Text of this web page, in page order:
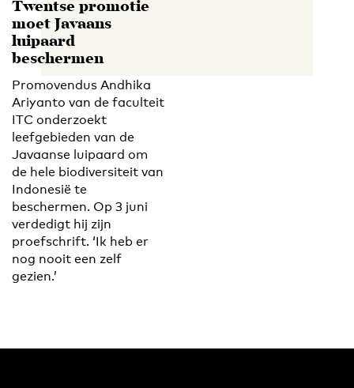
Twentse promotie
moet Javaans
luipaard
beschermen
Promovendus Andhika
Ariyanto van de faculteit
ITC onderzoekt
leefgebieden van de
Javaanse luipaard om
de hele biodiversiteit van
Indonesië te
beschermen. Op 3 juni
verdedigt hij zijn
proefschrift. ‘Ik heb er
nog nooit een zelf
gezien.’